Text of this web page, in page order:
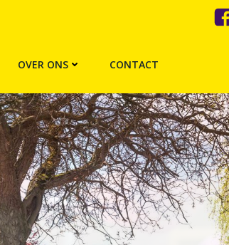
OVER ONS CONTACT